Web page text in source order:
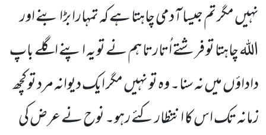
نہیں مگر تم جیسا آدمی چاہتا ہے کہ تمہارا بڑا بنے اور
اللہ چاہتا تو فرشتے اُتارتا ہم نے تو یہ اپنے اگلے باپ
داداؤں میں نہ سنا۔ وہ تو نہیں مگر ایک دیوانہ مرد تو کچھ
زمانہ تک اس کا انتظار کئے رہو۔ نوح نے عرض کی